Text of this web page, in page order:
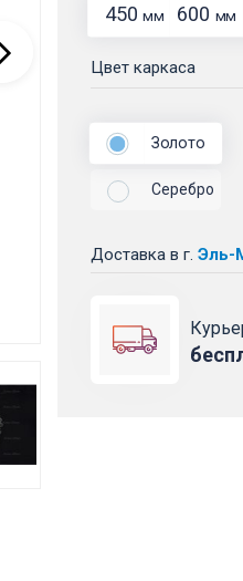
450мм 600 мм
Цвет каркаса
Золото
Серебро
Доставка в г. Эль-